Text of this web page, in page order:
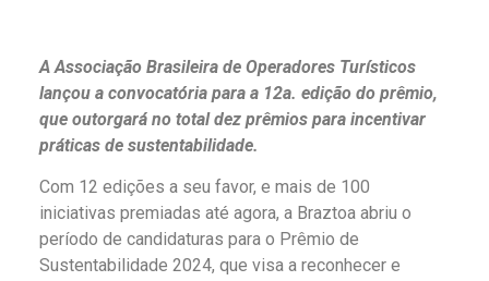
A Associação Brasileira de Operadores Turísticos
lançou a convocatória para a 12a. edição do prêmio,
que outorgará no total dez prêmios para incentivar
práticas de sustentabilidade.
Com 12 edições a seu favor, e mais de 100
iniciativas premiadas até agora, a Braztoa abriu o
período de candidaturas para o Prêmio de
Sustentabilidade 2024, que visa a reconhecer e